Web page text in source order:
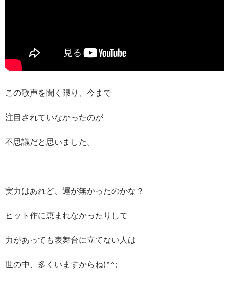
この歌声を聞く限り、今まで
注目されていなかったのが
不思議だと思いました。
実力はあれど、運が無かったのかな？
ヒット作に恵まれなかったりして
力があっても表舞台に立てない人は
世の中、多くいますからね(^^;